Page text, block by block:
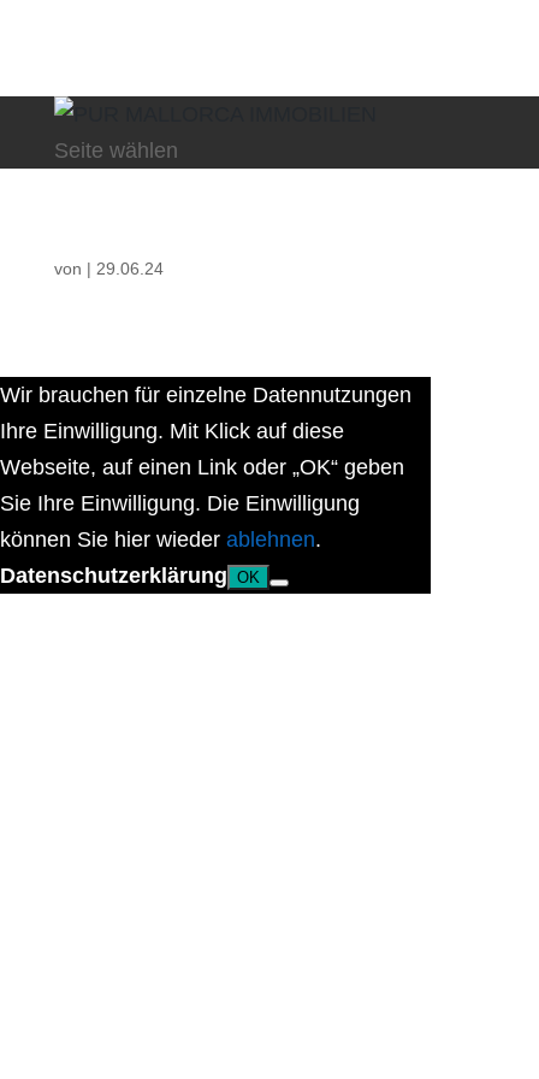
Seite wählen
von | 29.06.24
Wir brauchen für einzelne Datennutzungen
Ihre Einwilligung. Mit Klick auf diese
Webseite, auf einen Link oder „OK“ geben
Sie Ihre Einwilligung. Die Einwilligung
können Sie hier wieder ablehnen.
Datenschutzerklärung OK